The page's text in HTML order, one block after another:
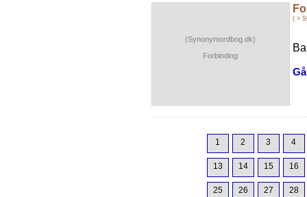
(Synonymordbog.dk)
Forbinding
( >
1 2 3 4
13 14 15 16
25 26 27 28